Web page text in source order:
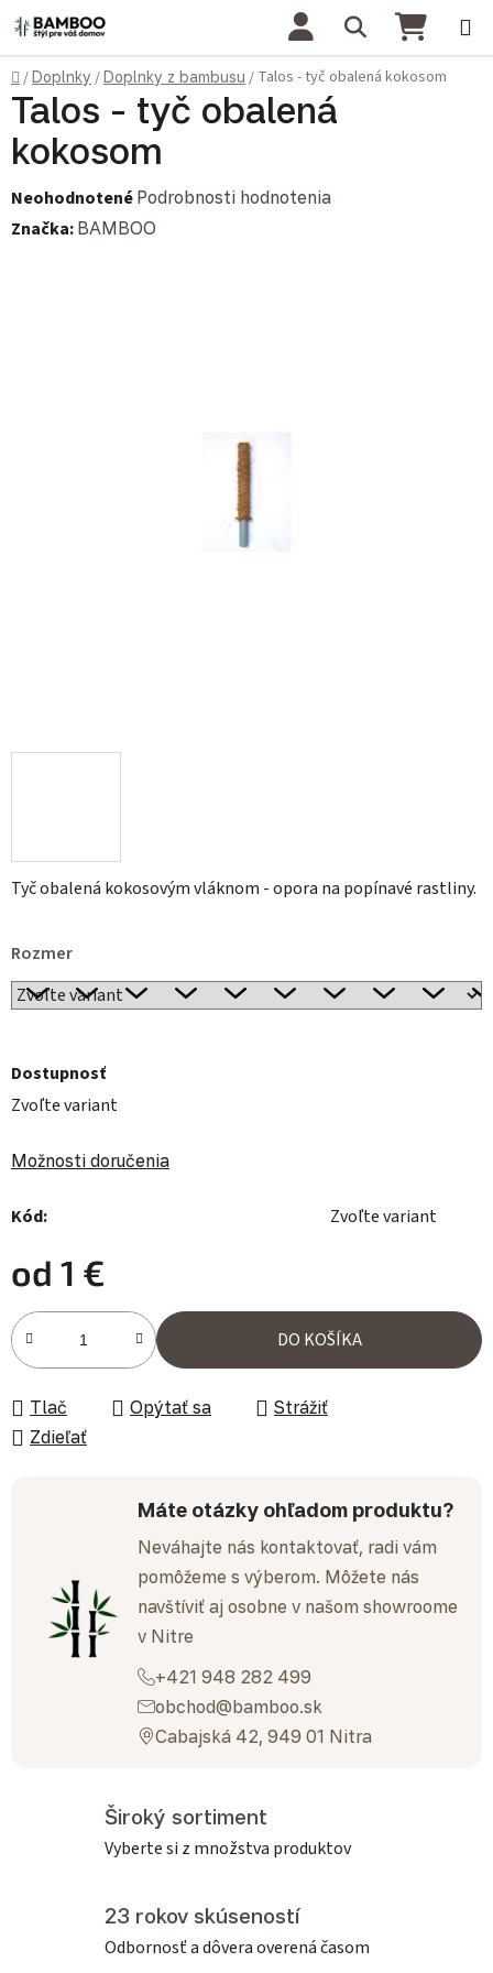
Prejsť na obsah Hľadať
Domov
/Doplnky /Doplnky z bambusu / Talos - tyč obalená kokosom
Tyč obalená kokosovým vláknom - opora na popínavé rastliny.
Rozmer
Dostupnosť
Zvoľte variant
Možnosti doručenia
Kód: Zvoľte variant
od 1 €
Jednotková cena:
DO KOŠÍKA
Tlač Opýtať sa
Strážiť
Zdieľať
Máte otázky ohľadom produktu?
Neváhajte nás kontaktovať, radi vám
pomôžeme s výberom. Môžete nás
navštíviť aj osobne v našom showroome
v Nitre
+421 948 282 499
obchod@bamboo.sk
Cabajská 42, 949 01 Nitra
Talos - tyč obalená
kokosom
Priemerné hodnotenie produktu je 0,0 z 5 hviezdičiek.
Neohodnotené Podrobnosti hodnotenia
Značka: BAMBOO
Široký sortiment
Vyberte si z množstva produktov
23 rokov skúseností
Odbornosť a dôvera overená časom